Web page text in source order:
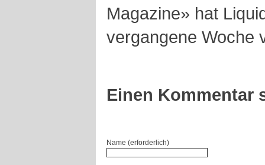
Magazine» hat
vergangene Woche
Einen Kommentar
Name (erforderlich)